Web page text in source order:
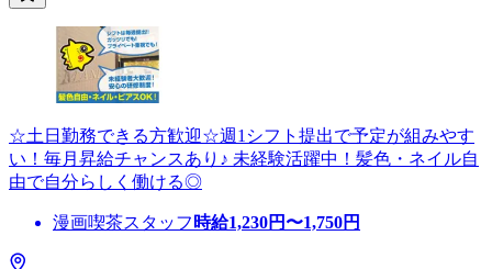
☆土日勤務できる方歓迎☆週1シフト提出で予定が組みやす
い！毎月昇給チャンスあり♪ 未経験活躍中！髪色・ネイル自
由で自分らしく働ける◎
漫画喫茶スタッフ 時給1,230円〜1,750円